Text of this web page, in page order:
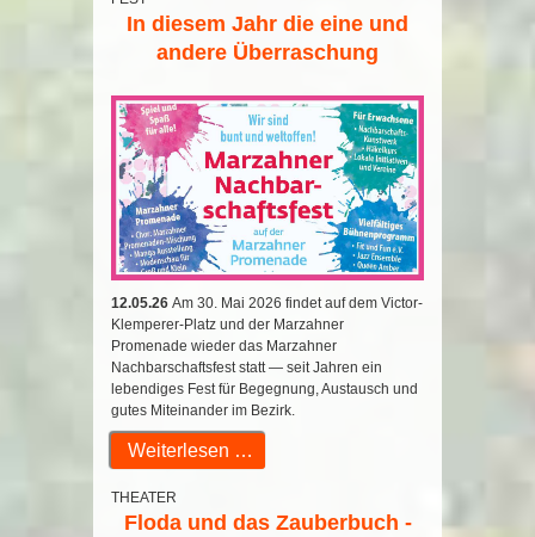
In diesem Jahr die eine und
andere Überraschung
12.05.26 Am 30. Mai 2026 findet auf dem Victor-
Klemperer-Platz und der Marzahner
Promenade wieder das Marzahner
Nachbarschaftsfest statt — seit Jahren ein
lebendiges Fest für Begegnung, Austausch und
gutes Miteinander im Bezirk.
Weiterlesen …
THEATER
Floda und das Zauberbuch -